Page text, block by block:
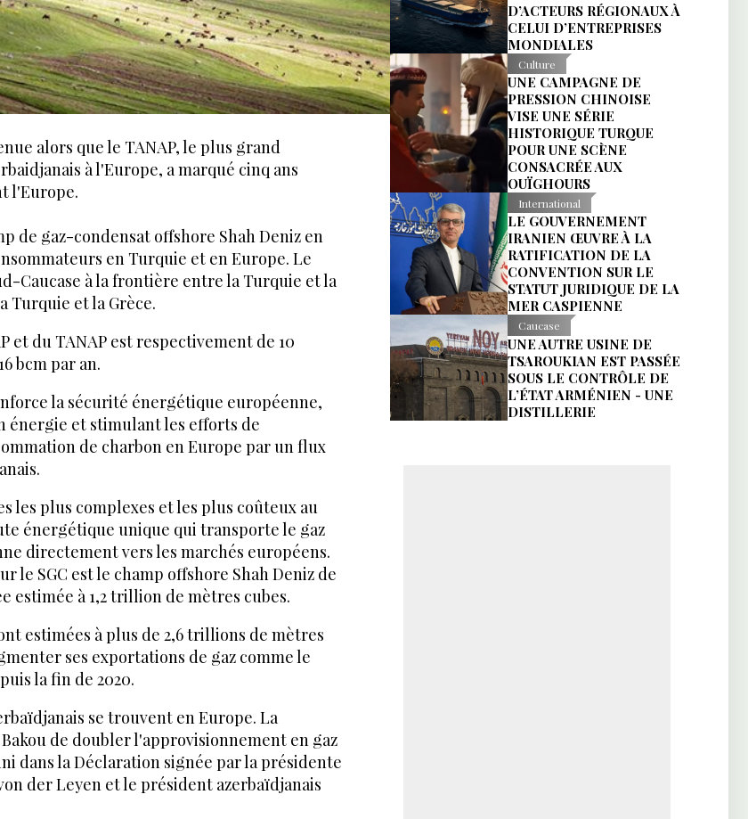
alors que le TANAP, le plus grand
à l'Europe, a marqué cinq ans
l'Europe.
de gaz-condensat offshore Shah Deniz en
en Turquie et en Europe. Le
Caucase à la frontière entre la Turquie et la
Turquie et la Grèce.
et du TANAP est respectivement de 10
bcm par an.
la sécurité énergétique européenne,
énergie et stimulant les efforts de
de charbon en Europe par un flux
les plus complexes et les plus coûteux au
énergétique unique qui transporte le gaz
directement vers les marchés européens.
le SGC est le champ offshore Shah Deniz de
estimée à 1,2 trillion de mètres cubes.
estimées à plus de 2,6 trillions de mètres
ses exportations de gaz comme le
la fin de 2020.
se trouvent en Europe. La
de doubler l'approvisionnement en gaz
dans la Déclaration signée par la présidente
der Leyen et le président azerbaïdjanais
DISTILLERIE